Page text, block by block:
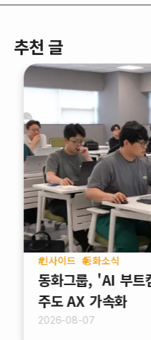
추천 글
인사이드 동화소식
동화그룹, 'AI 부
주도 AX 가속화
2026-08-07